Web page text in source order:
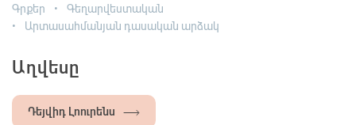
Գրքեր
Գեղարվեստական
Արտասահմանյան դասական արձակ
Աղվեսը
Դեյվիդ Լոուրենս